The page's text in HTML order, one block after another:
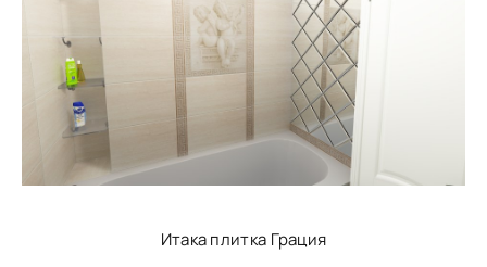
Итака плитка Грация